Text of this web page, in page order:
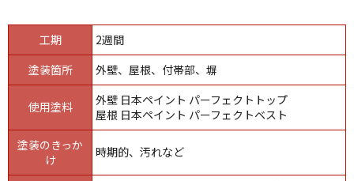
工期
2週間
塗装箇所
外壁、屋根、付帯部、塀
使用塗料
外壁 日本ペイント パーフェクトトップ
屋根 日本ペイント パーフェクトベスト
塗装のきっか
け
時期的、汚れなど